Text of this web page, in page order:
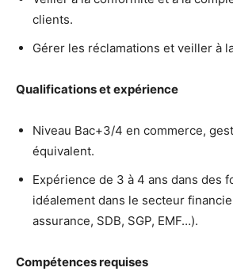
clients.
Gérer les réclamations et veiller à
Qualifications et expérience
Niveau Bac+3/4 en commerce,
équivalent.
Expérience de 3 à 4 ans dans des
idéalement dans le secteur
assurance, SDB, SGP, EMF…).
Compétences requises